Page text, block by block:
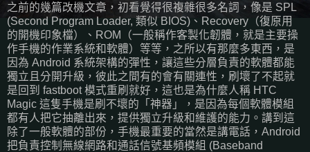
之前的幾篇改機文章，初看覺得很複雜很多名詞，像是 SPL
(Second Program Loader, 類似 BIOS)、Recovery（復原用
的開機印象檔）、ROM（一般稱作客製化韌體，就是主要操
作手機的作業系統和軟體）等等，之所以有那麼多東西，是
因為 Android 系統架構的彈性，讓這些分層負責的軟體都能
獨立且分開升級，彼此之間有的會有關連性，刷壞了不起就
是回到 fastboot 模式重刷就好，這也是為什麼人稱 HTC
Magic 這隻手機是刷不壞的「神器」，是因為每個軟體模組
都有人把它抽離出來，提供獨立升級和維護的能力。講到這
除了一般軟體的部份，手機最重要的當然是講電話，Android
把負責控制無線網路和通話信號基頻模組 (Baseband